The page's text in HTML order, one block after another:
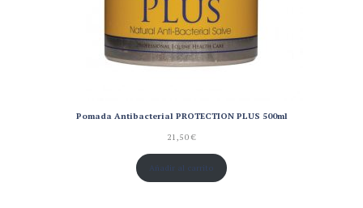
Pomada Antibacterial PROTECTION PLUS 500ml
21,50€
Añadir al carrito